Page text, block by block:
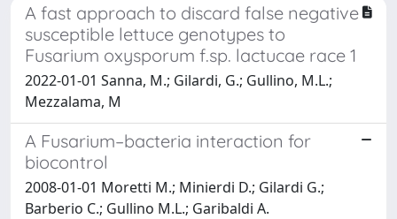
A fast approach to discard false negative
susceptible lettuce genotypes to
Fusarium oxysporum f.sp. lactucae race 1
2022-01-01 Sanna, M.; Gilardi, G.; Gullino, M.L.;
Mezzalama, M
A Fusarium–bacteria interaction for
biocontrol
2008-01-01 Moretti M.; Minierdi D.; Gilardi G.;
Barberio C.; Gullino M.L.; Garibaldi A.